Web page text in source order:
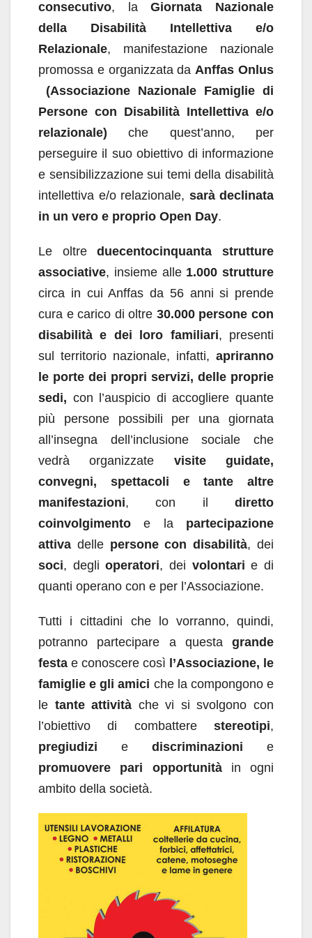
consecutivo, laGiornata Nazionale
della Disabilità Intellettiva e/o
Relazionale, manifestazione nazionale
promossa e organizzata daAnffas Onlus
(Associazione Nazionale Famiglie di
Persone con Disabilità Intellettiva e/o
relazionale) che quest’anno, per
perseguire il suo obiettivo di informazione
e sensibilizzazione sui temi della disabilità
intellettiva e/o relazionale, sarà declinata
in un vero e proprio Open Day.
Le oltreduecentocinquanta strutture
associative, insieme alle 1.000 strutture
circa in cui Anffas da 56 anni si prende
cura e carico di oltre 30.000 persone con
disabilità e dei loro familiari, presenti
sul territorio nazionale, infatti, apriranno
le porte dei propri servizi, delle proprie
sedi, con l’auspicio di accogliere quante
più persone possibili per una giornata
all’insegna dell’inclusione sociale che
vedrà organizzate visite guidate,
convegni, spettacoli e tante altre
manifestazioni, con il diretto
coinvolgimentoe la partecipazione
attiva delle persone con disabilità, dei
soci, deglioperatori, dei volontarie di
quanti operano con e per l’Associazione.
Tutti i cittadini che lo vorranno, quindi,
potranno partecipare a questa grande
festa e conoscere così l’Associazione, le
famiglie e gli amici che la compongono e
le tante attività che vi si svolgono con
l’obiettivo di combattere stereotipi,
pregiudizi e discriminazioni e
promuovere pari opportunità in ogni
ambito della società.